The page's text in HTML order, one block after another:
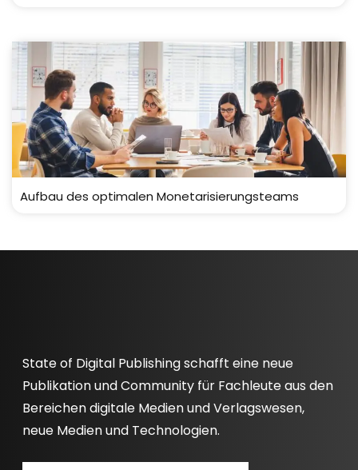
Aufbau des optimalen Monetarisierungsteams
State of Digital Publishing schafft eine neue
Publikation und Community für Fachleute aus den
Bereichen digitale Medien und Verlagswesen,
neue Medien und Technologien.